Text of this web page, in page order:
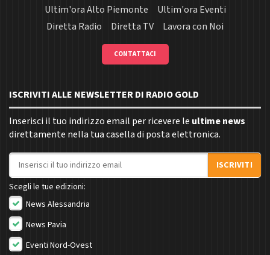
Ultim'ora Alto Piemonte
Ultim'ora Eventi
Diretta Radio
Diretta TV Lavora con Noi
CONTATTACI
ISCRIVITI ALLE NEWSLETTER DI RADIO GOLD
Inserisci il tuo indirizzo email per ricevere le ultime news
direttamente nella tua casella di posta elettronica.
Indirizzo email
ISCRIVITI
Scegli le tue edizioni:
News Alessandria
News Pavia
Eventi Nord-Ovest